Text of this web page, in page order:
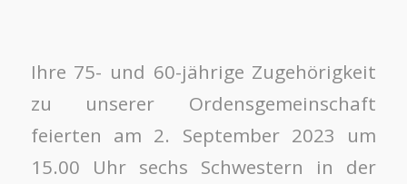
Ihre 75- und 60-jährige Zugehörigkeit
zu unserer Ordensgemeinschaft
feierten am 2. September 2023 um
15.00 Uhr sechs Schwestern in der